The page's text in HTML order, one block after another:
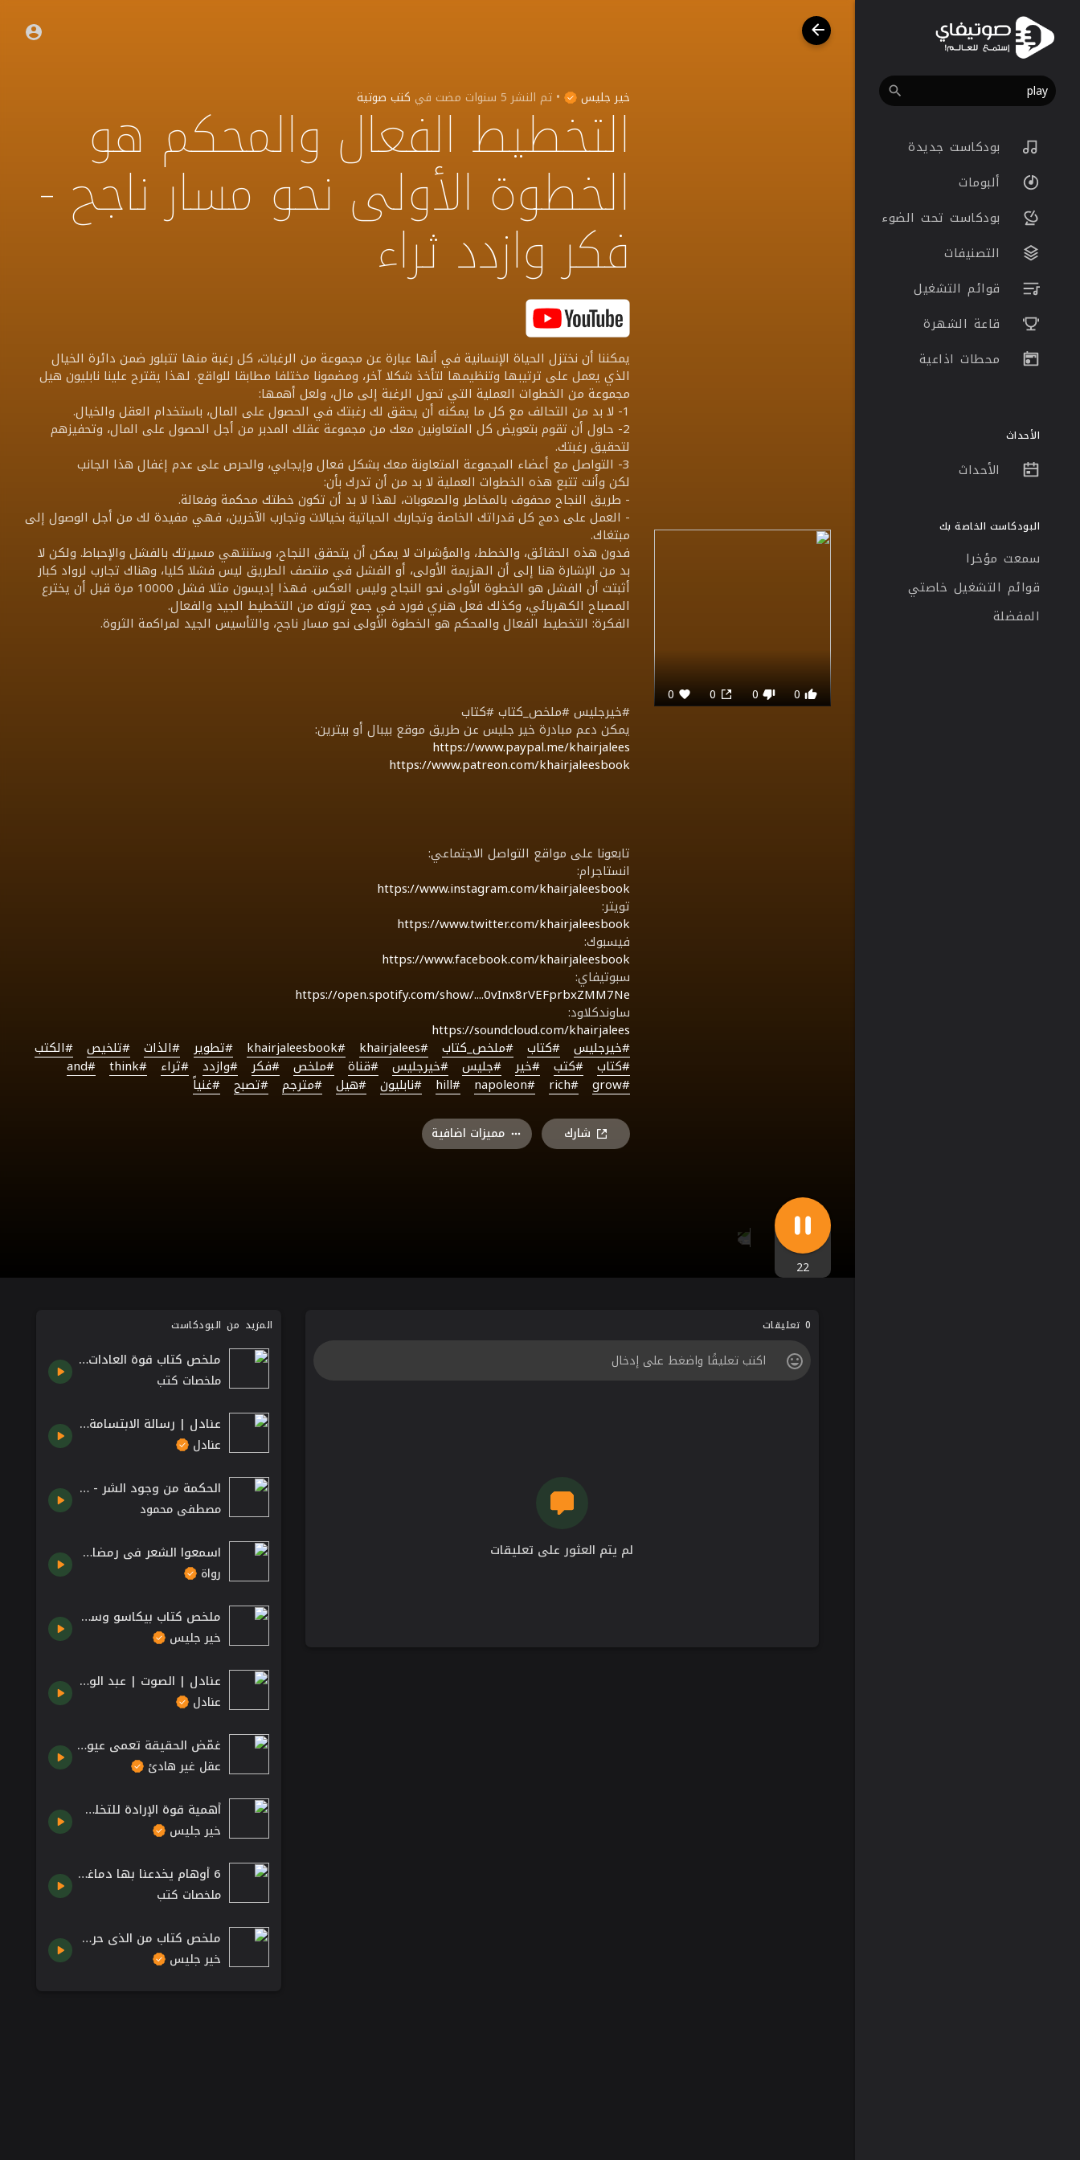
بودكاست جديدة
ألبومات
بودكاست تحت الضوء
التصنيفات
قوائم التشغيل
قاعة الشهرة
محطات اذاعية
الأحداث
الأحداث
البودكاست الخاصة بك
سمعت مؤخرا
قوائم التشغيل خاصتي
المفضلة
0
0
خير جليس • تم النشر5 سنوات مضت في كتب صوتية
التخطيط الفعال والمحكم هو
الخطوة الأولى نحو مسار ناجح -
فكر وازدد ثراء
يمكننا أن نختزل الحياة الإنسانية في أنها عبارة عن مجموعة من الرغبات، كل رغبة منها تتبلور ضمن دائرة الخيال
الذي يعمل على ترتيبها وتنظيمها لتأخذ شكلا آخر، ومضمونا مختلفا مطابقا للواقع. لهذا يقترح علينا نابليون هيل
مجموعة من الخطوات العملية التي تحول الرغبة إلى مال، ولعل أهمها:
1- لا بد من التحالف مع كل ما يمكنه أن يحقق لك رغبتك في الحصول على المال، باستخدام العقل والخيال.
2- حاول أن تقوم بتعويض كل المتعاونين معك من مجموعة عقلك المدبر من أجل الحصول على المال، وتحفيزهم
لتحقيق رغبتك.
3- التواصل مع أعضاء المجموعة المتعاونة معك بشكل فعال وإيجابي، والحرص على عدم إغفال هذا الجانب
لكن وأنت تتبع هذه الخطوات العملية لا بد من أن تدرك بأن:
- طريق النجاح محفوف بالمخاطر والصعوبات، لهذا لا بد أن تكون خطتك محكمة وفعالة.
- العمل على دمج كل قدراتك الخاصة وتجاربك الحياتية بخيالات وتجارب الآخرين، فهي مفيدة لك من أجل الوصول إلى
مبتغاك.
فدون هذه الحقائق، والخطط، والمؤشرات لا يمكن أن يتحقق النجاح، وستنتهي مسيرتك بالفشل والإحباط. ولكن لا
بد من الإشارة هنا إلى أن الهزيمة الأولى، أو الفشل في منتصف الطريق ليس فشلا كليا، وهناك تجارب لرواد كبار
أثبتت أن الفشل هو الخطوة الأولى نحو النجاح وليس العكس. فهذا إديسون مثلا فشل 10000 مرة قبل أن يخترع
المصباح الكهربائي، وكذلك فعل هنري فورد في جمع ثروته من التخطيط الجيد والفعال.
الفكرة: التخطيط الفعال والمحكم هو الخطوة الأولى نحو مسار ناجح، والتأسيس الجيد لمراكمة الثروة.
#خيرجليس #ملخص_كتاب #كتاب
يمكن دعم مبادرة خير جليس عن طريق موقع بيبال أو بيترين:
https://www.paypal.me/khairjalees
https://www.patreon.com/khairjaleesbook
تابعونا على مواقع التواصل الاجتماعي:
انستاجرام:
https://www.instagram.com/khairjaleesbook
تويتر:
https://www.twitter.com/khairjaleesbook
فيسبوك:
https://www.facebook.com/khairjaleesbook
سبوتيفاي:
https://open.spotify.com/show/....0vInx8rVEFprbxZMM7Ne
ساوندكلاود:
https://soundcloud.com/khairjalees
#خيرجليس #كتاب #ملخص_كتاب #khairjalees
#khairjaleesbook #تطوير #الذات #تلخيص
#الكتب
#كتاب
#كتب #خير #جليس #خيرجليس #قناة #ملخص #فكر #وازدد #ثراء #think
#and
#grow
#rich
#napoleon
#hill #نابليون #هيل #مترجم #تصبح #غنياً
شارك مميزات اضافية
22
0 تعليقات
لم يتم العثور على تعليقات
المزيد من البودكاست
ملخص كتاب قوة العادات تشارلز دويج The Power of Habit
ملخصات كتب
عنادل | رسالة الابتسامة | مصطفى صادق الرافعي
عنادل
الحكمة من وجود الشر - الدكتور مصطفى محمود رحمه الله
مصطفى محمود
اسمعوا الشعر في رمضان_ يا هِلالَ الصيامِ - أحمد شوقي
رواة
ملخص كتاب بيكاسو وستاربكس بقلم ياسر حارب
خير جليس
عنادل | الصوت | عبد الوارث عسر
عنادل
غمّض الحقيقة تعمي عيونك
عقل غير هادئ
أهمية قوة الإرادة للتخلص من العادات السيئة - إعادة الضبط بقلم ريتشارد أوكونور
خير جليس
6 أوهام يخدعنا بها دماغنا ملخص كتاب الغوريلا الغير مرئية #كتب_علم_النفس
ملخصات كتب
ملخص كتاب من الذي حرك قطعة الجبن الخاصة بي بقلم سبنسر جونسون :: Who Moved my Cheese Spencer Johnson
خير جليس